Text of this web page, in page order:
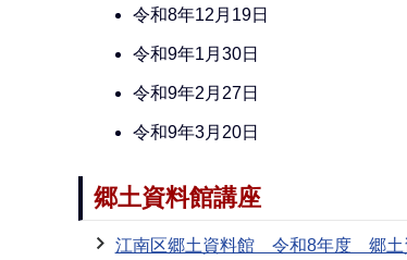
令和8年12月19日
令和9年1月30日
令和9年2月27日
令和9年3月20日
郷土資料館講座
江南区郷土資料館 令和8年度 郷土